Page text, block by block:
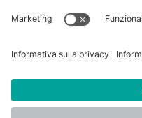
Sono ancora disponibili
NUMERO PRODOTTO:500261
21,99 €*
Prezzo consigliato non